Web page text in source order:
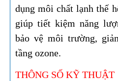
dụng môi chất lạnh thế
giúp tiết kiệm năng
bảo vệ môi trường,
tầng ozone. ​​​​​​​
THÔNG SỐ KỸ THUẬT